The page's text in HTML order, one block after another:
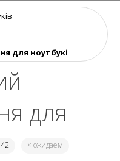
для ноутбукі
для
× ожидаем